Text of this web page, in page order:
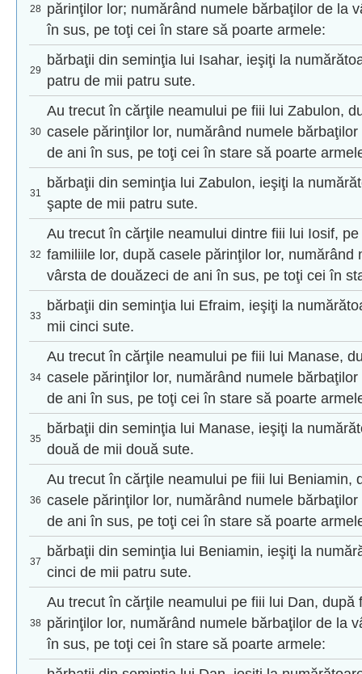
28 părinţilor lor; numărând numele bărbaţilor de la
în sus, pe toţi cei în stare să poarte armele:
29
bărbaţii din seminţia lui Isahar, ieşiţi la
patru de mii patru sute.
30
Au trecut în cărţile neamului pe fiii lui Zabulon,
casele părinţilor lor, numărând numele
de ani în sus, pe toţi cei în stare să poarte
31
bărbaţii din seminţia lui Zabulon, ieşiţi la
şapte de mii patru sute.
32
Au trecut în cărţile neamului dintre fiii lui Iosif,
familiile lor, după casele părinţilor lor, numărând
vârsta de douăzeci de ani în sus, pe toţi cei în
33
bărbaţii din seminţia lui Efraim, ieşiţi la
mii cinci sute.
34
Au trecut în cărţile neamului pe fiii lui Manase,
casele părinţilor lor, numărând numele
de ani în sus, pe toţi cei în stare să poarte
35
bărbaţii din seminţia lui Manase, ieşiţi la
două de mii două sute.
36
Au trecut în cărţile neamului pe fiii lui Beniamin,
casele părinţilor lor, numărând numele
de ani în sus, pe toţi cei în stare să poarte
37
bărbaţii din seminţia lui Beniamin, ieşiţi la
cinci de mii patru sute.
38
Au trecut în cărţile neamului pe fiii lui Dan, după
părinţilor lor, numărând numele bărbaţilor de la
în sus, pe toţi cei în stare să poarte armele: